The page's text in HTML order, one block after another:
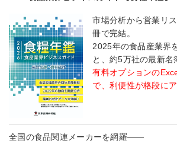
市場分析から営業リ
冊で完結。
2025年の食品産業界
と、約5万社の最新名
有料オプションの
で、利便性が格段にア
全国の食品関連メーカーを網羅――